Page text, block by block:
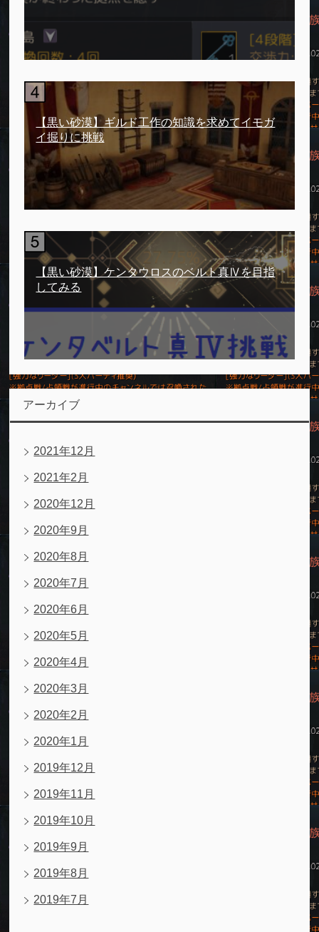
【黒い砂漠】ギルド工作の知識を求めてイモガ
イ掘りに挑戦
【黒い砂漠】ケンタウロスのベルト真Ⅳを目指
してみる
アーカイブ
2021年12月
2021年2月
2020年12月
2020年9月
2020年8月
2020年7月
2020年6月
2020年5月
2020年4月
2020年3月
2020年2月
2020年1月
2019年12月
2019年11月
2019年10月
2019年9月
2019年8月
2019年7月